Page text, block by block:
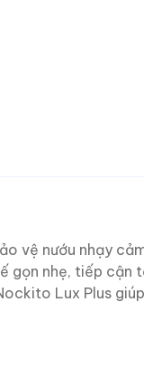
vệ nướu nhạy
gọn nhẹ, tiếp cận
Lux Plus